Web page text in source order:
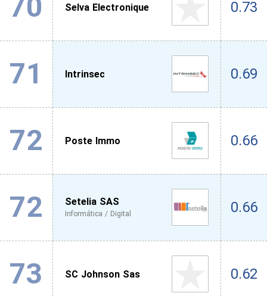
70 Selva Electronique 0.73
71 Intrinsec 0.69
72 Poste Immo 0.66
72 Setelia SAS
Informática / Digital 0.66
73 SC Johnson Sas 0.62